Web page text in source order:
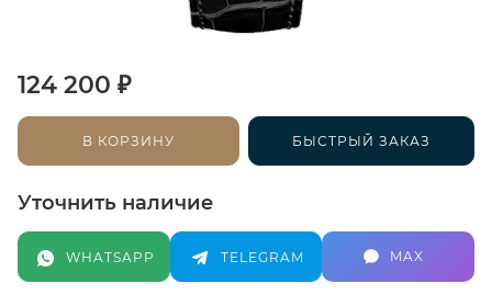
124 200 ₽
В КОРЗИНУ БЫСТРЫЙ ЗАКАЗ
Уточнить наличие
WHATSAPP TELEGRAM MAX